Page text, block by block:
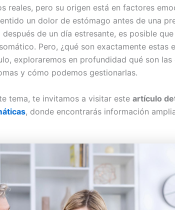
reales, pero su origen está en factores
un dolor de estómago antes de una
de un día estresante, es posible que
Pero, ¿qué son exactamente estas
exploraremos en profundidad qué son las
y cómo podemos gestionarlas.
tema, te invitamos a visitar este artículo
, donde encontrarás información